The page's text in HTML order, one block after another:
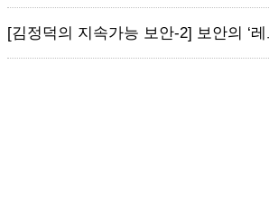
[김정덕의 지속가능 보안-2] 보안의 ‘